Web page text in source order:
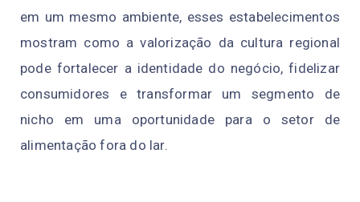
em um mesmo ambiente, esses estabelecimentos
mostram como a valorização da cultura regional
pode fortalecer a identidade do negócio, fidelizar
consumidores e transformar um segmento de
nicho em uma oportunidade para o setor de
alimentação fora do lar.